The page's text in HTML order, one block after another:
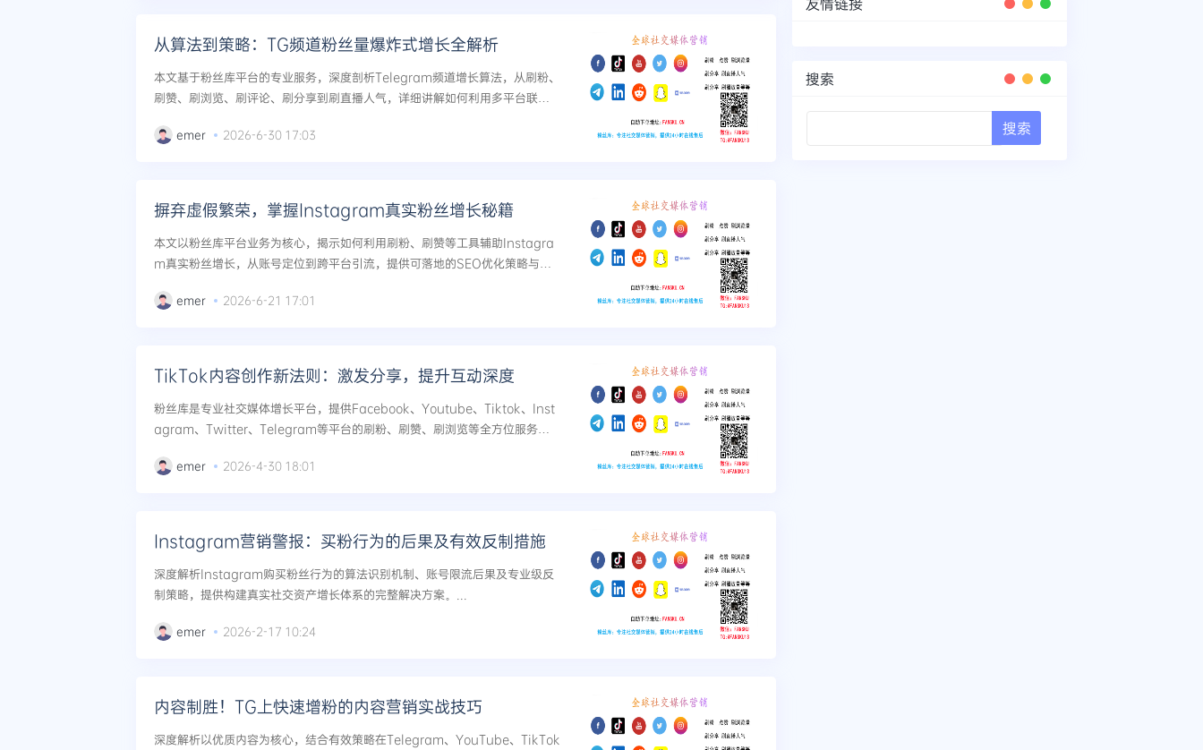
从算法到策略：TG频道粉丝量爆炸式增长全解析
本文基于粉丝库平台的专业服务，深度剖析Telegram频道增长算法，从刷粉、
刷赞、刷浏览、刷评论、刷分享到刷直播人气，详细讲解如何利用多平台联动
化方案。...
emer 2026-6-30 17:03
摒弃虚假繁荣，掌握Instagram真实粉丝增长秘籍
本文以粉丝库平台业务为核心，揭示如何利用刷粉、刷赞等工具辅助Instagra
m真实粉丝增长，从账号定位到跨平台引流，提供可落地的SEO优化策略与操
emer 2026-6-21 17:01
TikTok内容创作新法则：激发分享，提升互动深度
粉丝库是专业社交媒体增长平台，提供Facebook、Youtube、Tiktok、Inst
agram、Twitter、Telegram等平台的刷粉、刷赞、刷浏览等全方位服务。
emer 2026-4-30 18:01
Instagram营销警报：买粉行为的后果及有效反制措施
深度解析Instagram购买粉丝行为的算法识别机制、账号限流后果及专业级反
制策略，提供构建真实社交资产增长体系的完整解决方案。...
emer 2026-2-17 10:24
内容制胜！TG上快速增粉的内容营销实战技巧
深度解析以优质内容为核心，结合有效策略在Telegram、YouTube、TikTok
搜索